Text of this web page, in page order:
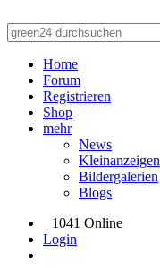
Home
Forum
Registrieren
Shop
mehr
News
Kleinanzeigen
Bildergalerien
Blogs
1041 Online
Login